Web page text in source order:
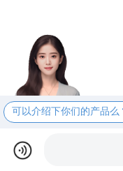
可以介绍下你们的产品么